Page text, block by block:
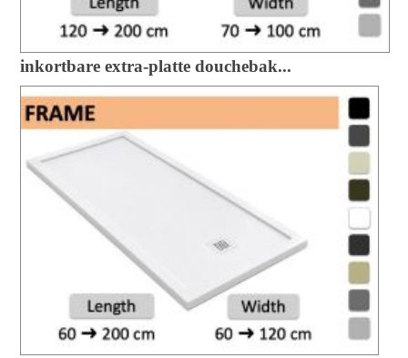
inkortbare extra-platte douchebak...